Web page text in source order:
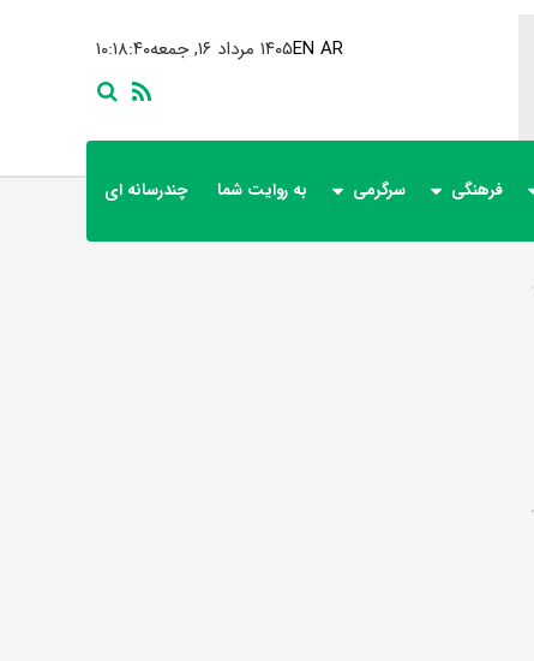
۱۰:۱۸:۴۱ ۱۴۰۵ مرداد ۱۶, جمعهEN AR
فرهنگی سرگرمی به روایت شما چندرسانه ای